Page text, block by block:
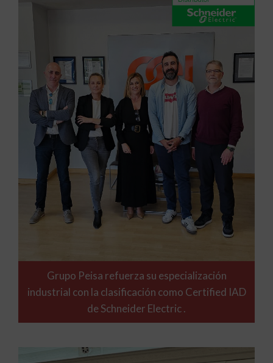
Grupo Peisa refuerza su especialización
industrial con la clasificación como Certified IAD
de Schneider Electric .